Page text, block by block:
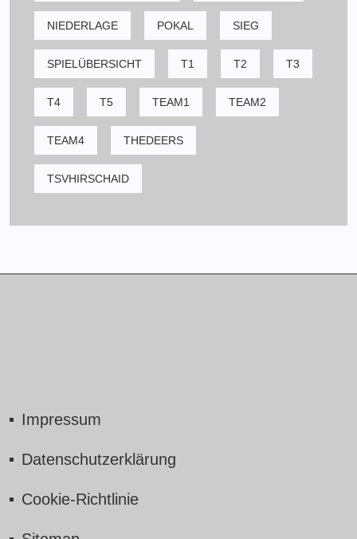
NIEDERLAGE POKAL SIEG
SPIELÜBERSICHT T1 T2 T3
T4 T5 TEAM1 TEAM2
TEAM4 THEDEERS
TSVHIRSCHAID
Impressum
Datenschutzerklärung
Cookie-Richtlinie